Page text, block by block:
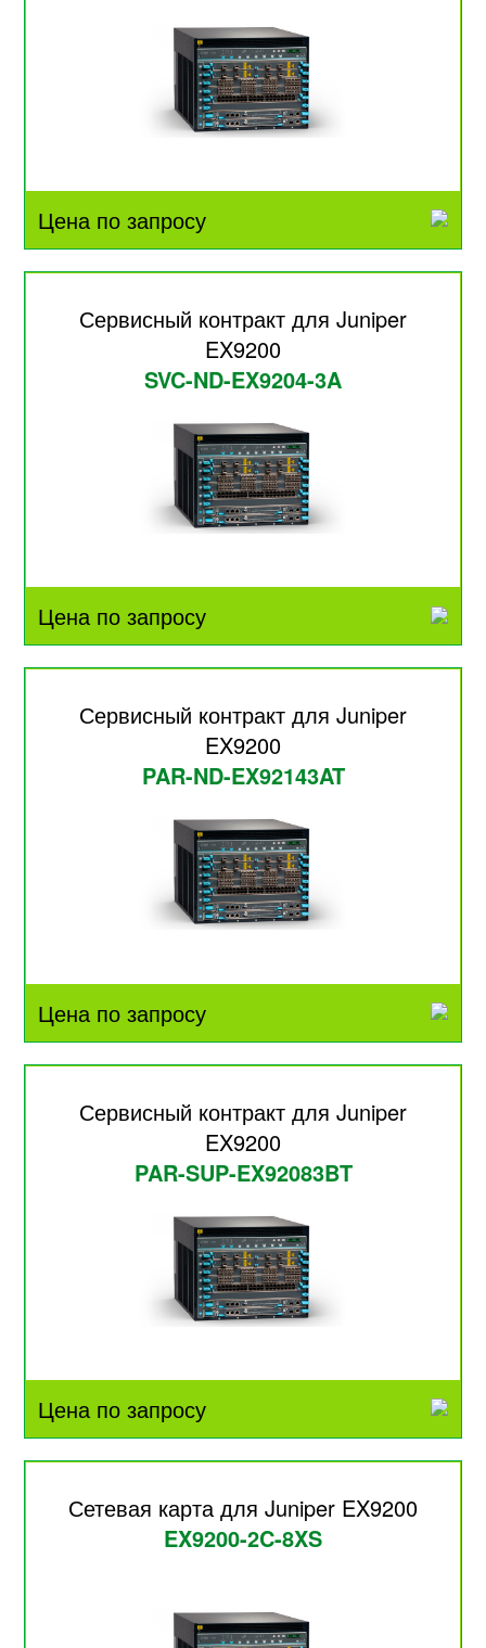
Цена по запросу
Сервисный контракт для Juniper
EX9200
SVC-ND-EX9204-3A
Цена по запросу
Сервисный контракт для Juniper
EX9200
PAR-ND-EX92143AT
Цена по запросу
Сервисный контракт для Juniper
EX9200
PAR-SUP-EX92083BT
Цена по запросу
Сетевая карта для Juniper EX9200
EX9200-2C-8XS